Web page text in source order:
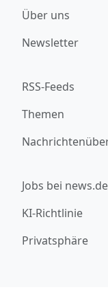
Über uns
Newsletter
RSS-Feeds
Themen
Jobs bei news.de
KI-Richtlinie
Privatsphäre